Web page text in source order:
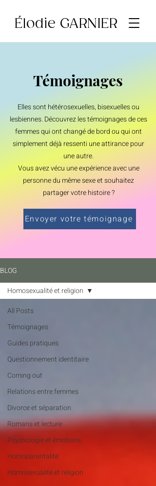
Élodie GARNIER
Témoignages
Elles sont hétérosexuelles, bisexuelles ou
lesbiennes. Découvrez les témoignages de ces
femmes qui ont changé de bord ou qui ont
simplement déjà ressenti une attirance pour
une autre.
Vous avez vécu une expérience avec une
personne du même sexe et souhaitez
partager votre histoire ?
Envoyer votre témoignage
BLOG
All Posts
Témoignages
Guides pratiques
Questionnement identitaire
Coming out
Relations entre femmes
Divorce et séparation
Romans et lecture
Psychologie et émotions
Homoparentalité
Homosexualité et religion
Homosexualité et religion